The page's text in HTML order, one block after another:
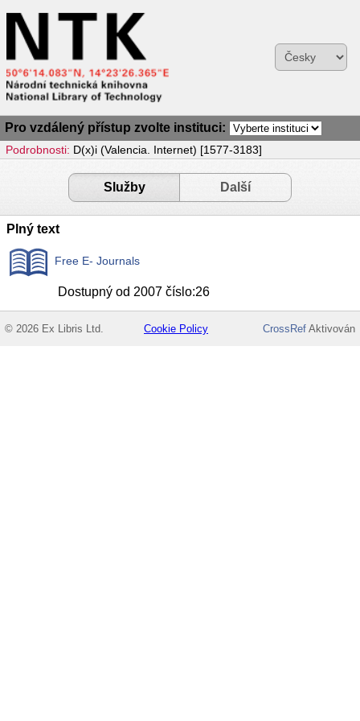
Pro vzdálený přístup zvolte instituci:
Podrobnosti: D(x)i (Valencia. Internet) [1577-3183]
Služby Další
Plný text
Free E- Journals
Dostupný od 2007 číslo:26
© 2026 Ex Libris Ltd. Cookie Policy CrossRefAktivován